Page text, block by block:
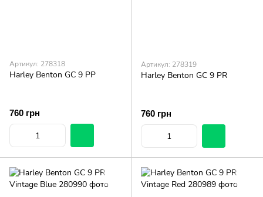
Артикул: 278318
Harley Benton GC 9 PP
760 грн
Артикул: 278319
Harley Benton GC 9 PR
760 грн